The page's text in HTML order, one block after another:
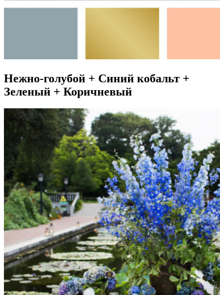
Нежно-голубой + Синий кобальт +
Зеленый + Коричневый